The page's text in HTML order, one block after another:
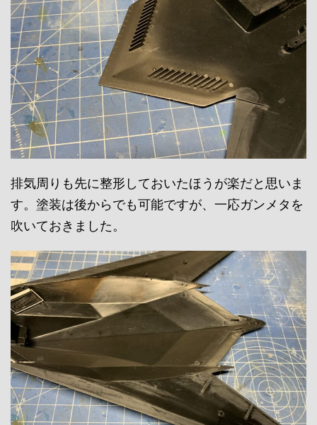
排気周りも先に整形しておいたほうが楽だと思いま
す。塗装は後からでも可能ですが、一応ガンメタを
吹いておきました。